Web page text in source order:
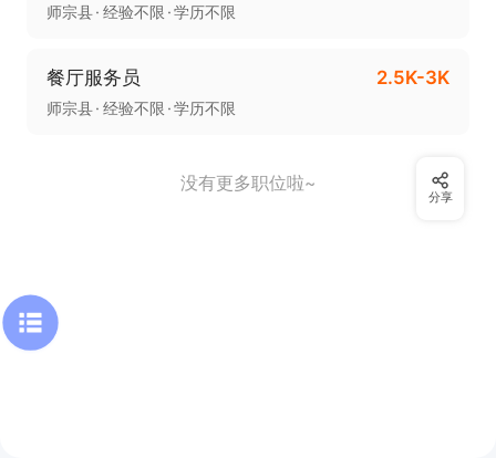
师宗县 经验不限 学历不限
餐厅服务员 2.5K-3K
师宗县 经验不限 学历不限
没有更多职位啦~
分享